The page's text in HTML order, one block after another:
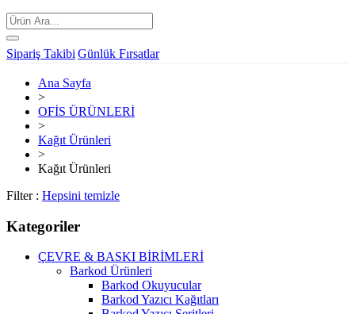
Sipariş Takibi Günlük Fırsatlar
Ana Sayfa
>
OFİS ÜRÜNLERİ
>
Kağıt Ürünleri
>
Kağıt Ürünleri
Filter : Hepsini temizle
Kategoriler
ÇEVRE & BASKI BİRİMLERİ
Barkod Ürünleri
Barkod Okuyucular
Barkod Yazıcı Kağıtları